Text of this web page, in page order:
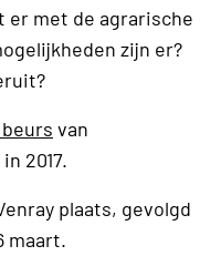
er met de agrarische
zijn er?
van
2017.
plaats, gevolgd
maart.